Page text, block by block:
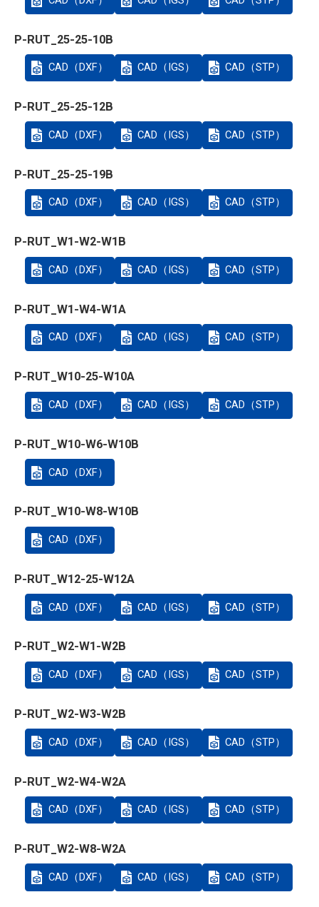
P-RUT_25-25-10B
CAD（DXF） CAD（IGS） CAD（STP）
P-RUT_25-25-12B
CAD（DXF） CAD（IGS） CAD（STP）
P-RUT_25-25-19B
CAD（DXF） CAD（IGS） CAD（STP）
P-RUT_W1-W2-W1B
CAD（DXF） CAD（IGS） CAD（STP）
P-RUT_W1-W4-W1A
CAD（DXF） CAD（IGS） CAD（STP）
P-RUT_W10-25-W10A
CAD（DXF） CAD（IGS） CAD（STP）
P-RUT_W10-W6-W10B
CAD（DXF）
P-RUT_W10-W8-W10B
CAD（DXF）
P-RUT_W12-25-W12A
CAD（DXF） CAD（IGS） CAD（STP）
P-RUT_W2-W1-W2B
CAD（DXF） CAD（IGS） CAD（STP）
P-RUT_W2-W3-W2B
CAD（DXF） CAD（IGS） CAD（STP）
P-RUT_W2-W4-W2A
CAD（DXF） CAD（IGS） CAD（STP）
P-RUT_W2-W8-W2A
CAD（DXF） CAD（IGS） CAD（STP）